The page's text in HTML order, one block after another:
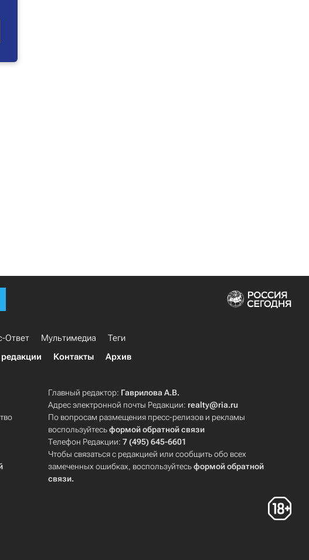
Ответ Мультимедиа
Теги
Контакты Архив
Главный редактор: Гаврилова А.В.
Адрес электронной почты Редакции: realty@ria.ru
По вопросам размещения пресс-релизов и рекламы
воспользуйтесьформой обратной связи
Телефон Редакции:7 (495) 645-6601
Чтобы связаться с редакцией или сообщить обо всех
замеченных ошибках, воспользуйтесьформой обратной
связи.